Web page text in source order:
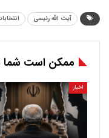
آیت الله رئیسی
ممکن است شما
اخبار